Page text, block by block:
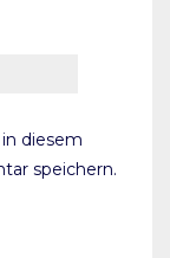
diesem
speichern.